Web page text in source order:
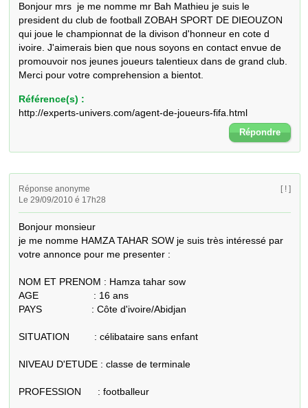
Bonjour mrs  je me nomme mr Bah Mathieu je suis le
president du club de football ZOBAH SPORT DE DIEOUZON
qui joue le championnat de la divison d'honneur en cote d
ivoire. J'aimerais bien que nous soyons en contact envue de
promouvoir nos jeunes joueurs talentieux dans de grand club.
Merci pour votre comprehension a bientot.
Référence(s) :
http://experts-univers.com/agent-de-joueurs-fifa.html
Répondre
Réponse anonyme
Le 29/09/2010 é 17h28
[ ! ]
Bonjour monsieur
je me nomme HAMZA TAHAR SOW je suis très intéressé par
votre annonce pour me presenter :
NOM ET PRENOM : Hamza tahar sow
AGE                    : 16 ans
PAYS                  : Côte d'ivoire/Abidjan
SITUATION         : célibataire sans enfant
NIVEAU D'ETUDE : classe de terminale
PROFESSION      : footballeur